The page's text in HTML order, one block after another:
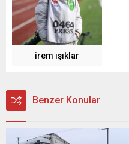
irem ışıklar
Benzer Konular